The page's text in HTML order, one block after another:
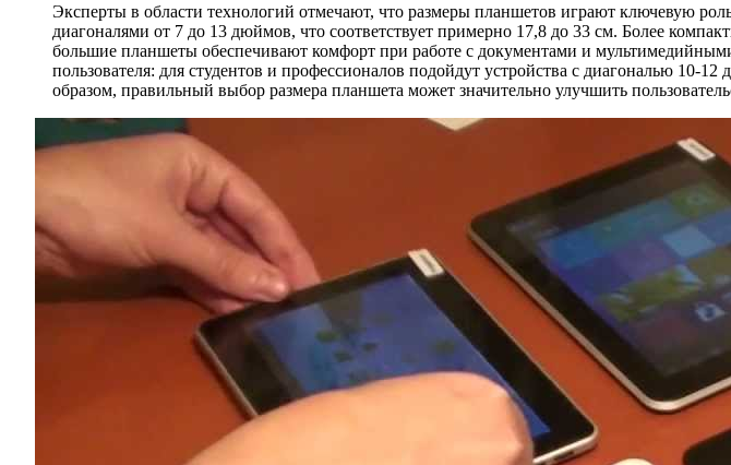
Эксперты в области технологий отмечают, что размеры планшетов играют ключевую
диагоналями от 7 до 13 дюймов, что соответствует примерно 17,8 до 33 см. Более
большие планшеты обеспечивают комфорт при работе с документами и
пользователя: для студентов и профессионалов подойдут устройства с диагональю 10-
образом, правильный выбор размера планшета может значительно улучшить